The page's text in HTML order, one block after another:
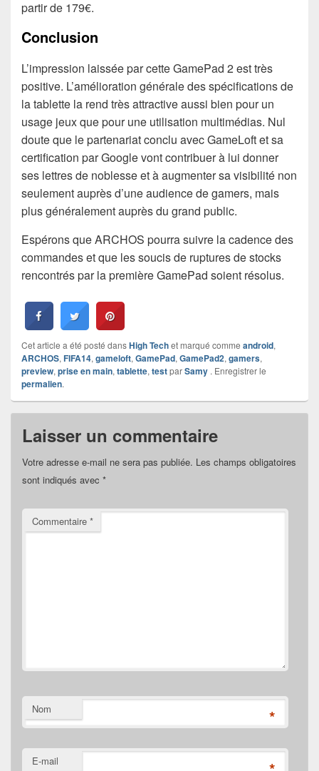
partir de 179€.
Conclusion
L’impression laissée par cette GamePad 2 est très
positive. L’amélioration générale des spécifications de
la tablette la rend très attractive aussi bien pour un
usage jeux que pour une utilisation multimédias. Nul
doute que le partenariat conclu avec GameLoft et sa
certification par Google vont contribuer à lui donner
ses lettres de noblesse et à augmenter sa visibilité non
seulement auprès d’une audience de gamers, mais
plus généralement auprès du grand public.
Espérons que ARCHOS pourra suivre la cadence des
commandes et que les soucis de ruptures de stocks
rencontrés par la première GamePad soient résolus.
Cet article a été posté dansHigh Techet marqué comme android,
ARCHOS, FIFA14, gameloft, GamePad, GamePad2, gamers,
preview, prise en main, tablette, testparSamy . Enregistrer le
permalien.
Laisser un commentaire
Votre adresse e-mail ne sera pas publiée. Les champs obligatoires
sont indiqués avec *
Commentaire *
Nom *
E-mail